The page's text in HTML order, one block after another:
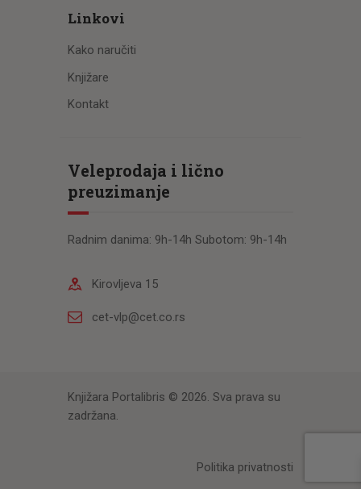
Linkovi
Kako naručiti
Knjižare
Kontakt
Veleprodaja i lično
preuzimanje
Radnim danima: 9h-14h Subotom: 9h-14h
Kirovljeva 15
cet-vlp@cet.co.rs
Knjižara Portalibris © 2026. Sva prava su
zadržana.
Politika privatnosti